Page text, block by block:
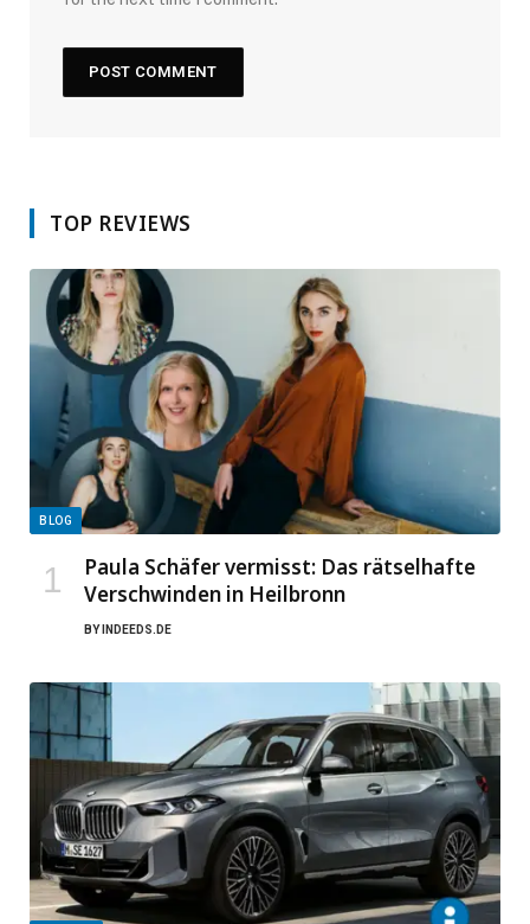
TOP REVIEWS
BLOG
Paula Schäfer vermisst: Das rätselhafte
Verschwinden in Heilbronn
BY INDEEDS.DE